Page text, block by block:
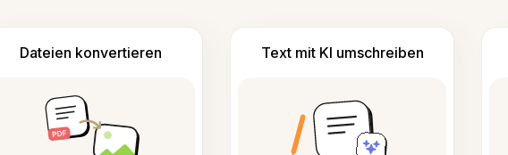
Dateien konvertieren Text mit KI umschreiben